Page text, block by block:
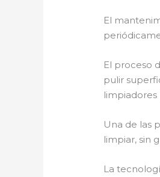
El
El proceso
pulir
limpiadores
Una de las
limpiar, sin
La